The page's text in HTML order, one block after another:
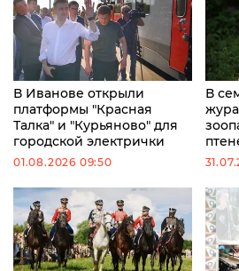
В Иванове открыли
платформы "Красная
Талка" и "Курьяново" для
городской электрички
01.08.2026 09:50
В